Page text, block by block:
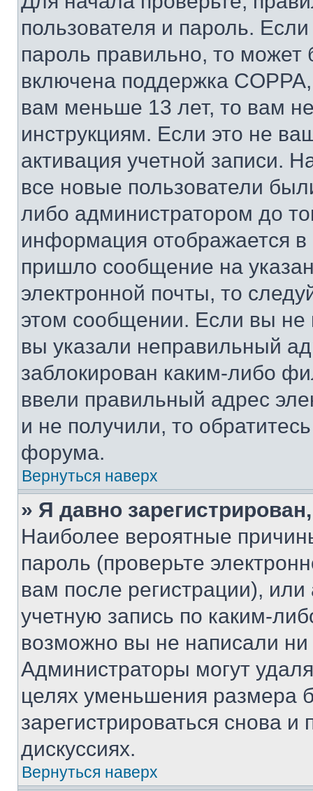
пользователя и пароль.
пароль правильно, то может
включена поддержка
вам меньше 13 лет, то вам
инструкциям. Если это не
активация учетной записи.
все новые пользователи
либо администратором до
информация отображается
пришло сообщение на
электронной почты, то
этом сообщении. Если вы
вы указали неправильный
заблокирован каким-либо
ввели правильный адрес
и не получили, то
форума.
Вернуться наверх
» Я давно
Наиболее вероятные
пароль (проверьте
вам после регистрации),
учетную запись по каким-
возможно вы не написали
Администраторы могут
целях уменьшения размера
зарегистрироваться снова и
дискуссиях.
Вернуться наверх